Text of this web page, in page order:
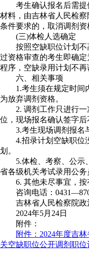
考生确认报名后需提
材料，由吉林省人民检
条件要求的，取消调剂资
(三)体检人选确定
按照空缺职位计划不
过资格审查的考生即确
程序，空缺录用计划不再
六、相关事项
1.考生须在规定时间
为放弃调剂资格。
2. 调剂工作只进行一
位，现场报名确认签字后
3.考生现场调剂报名与
4.招录计划空缺职位
划。
5.体检、考察、公示、
省各级机关考试录用公务
6. 其他未尽事宜，按
咨询电话：
吉林省人民检察院政
2024年5月24日
附件：
附件：2024年度吉
关空缺职位公开调剂职位